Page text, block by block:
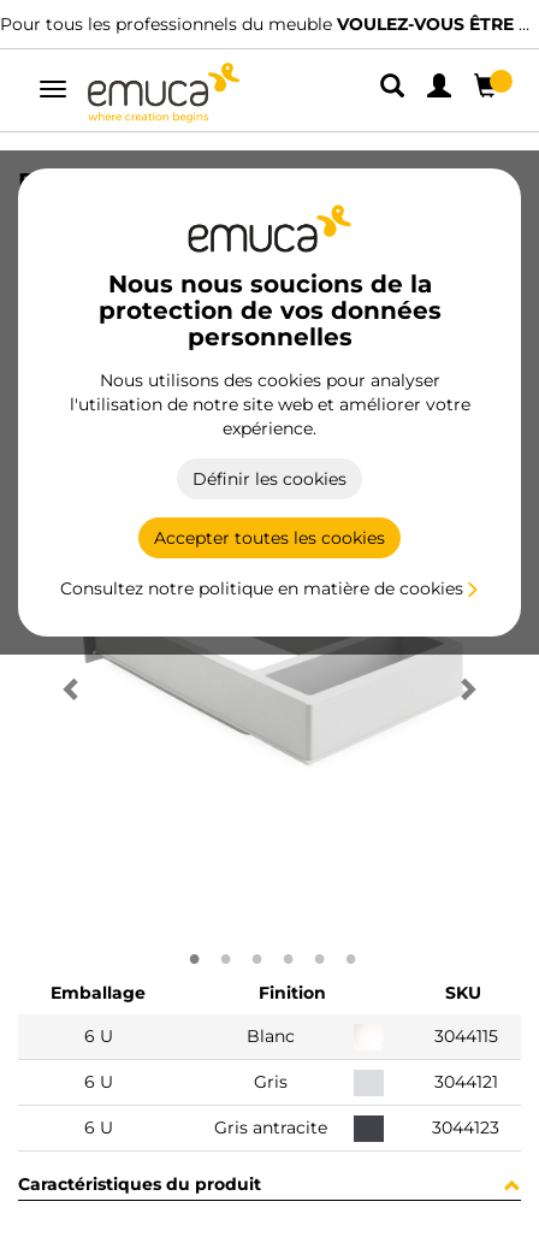
Pour tous les professionnels du meuble VOULEZ-VOUS ÊTRE CLIENT ?
Alterner
navigation
Nous nous soucions de la
protection de vos données
personnelles
Nous utilisons des cookies pour analyser
l'utilisation de notre site web et améliorer votre
expérience.
Définir les cookies
Accepter toutes les cookies
Consultez notre politique en matière de cookies
Economiseur de siphon de bain
rectangulaire, Plastique, Blanc
Devenir client
Fiche produit
Emballage Finition
SKU
6 U
Blanc 3044115
6 U Gris 3044121
6 U Gris antracite 3044123
Caractéristiques du produit